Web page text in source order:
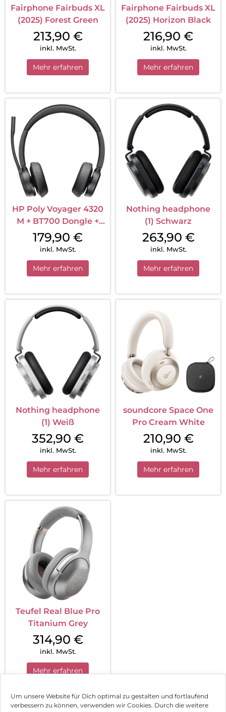
Um unsere Website für Dich optimal zu gestalten und fortlaufend
verbessern zu können, verwenden wir Cookies. Durch die weitere
Fairphone Fairbuds XL
(2025) Forest Green
213,90 €
inkl. MwSt.
Mehr erfahren
Fairphone Fairbuds XL
(2025) Horizon Black
216,90 €
inkl. MwSt.
Mehr erfahren
HP Poly Voyager 4320
M + BT700 Dongle +
Ladestation Schwarz
179,90 €
inkl. MwSt.
Mehr erfahren
Nothing headphone
(1) Schwarz
263,90 €
inkl. MwSt.
Mehr erfahren
Nothing headphone
(1) Weiß
352,90 €
inkl. MwSt.
Mehr erfahren
soundcore Space One
Pro Cream White
210,90 €
inkl. MwSt.
Mehr erfahren
Teufel Real Blue Pro
Titanium Grey
314,90 €
inkl. MwSt.
Mehr erfahren